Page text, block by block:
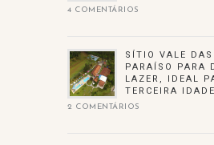
4 COMENTÁRIOS
SÍTIO VALE
PARAÍSO PARA
LAZER, IDEAL
TERCEIRA IDADE
2 COMENTÁRIOS